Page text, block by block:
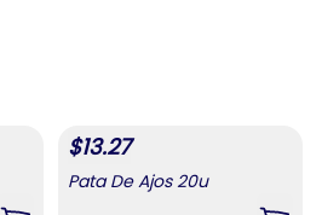
$13.27
Pata De Ajos 20u